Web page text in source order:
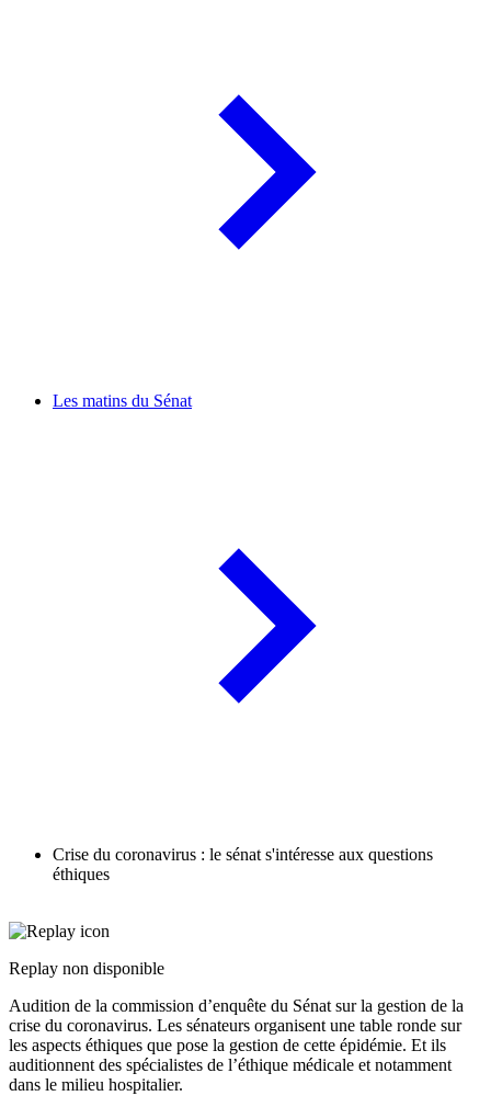
Les matins du Sénat
Crise du coronavirus : le sénat s'intéresse aux questions
éthiques
Replay non disponible
Audition de la commission d’enquête du Sénat sur la gestion de la
crise du coronavirus. Les sénateurs organisent une table ronde sur
les aspects éthiques que pose la gestion de cette épidémie. Et ils
auditionnent des spécialistes de l’éthique médicale et notamment
dans le milieu hospitalier.